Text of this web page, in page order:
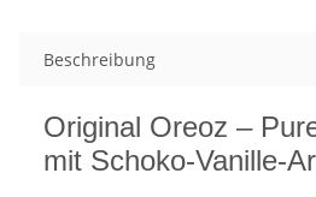
Beschreibung
Original Oreoz –
mit Schoko-Vanille-